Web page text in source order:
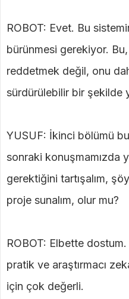
ROBOT: Evet. Bu
bürünmesi gerekiyor.
reddetmek değil, onu
sürdürülebilir bir şekilde
YUSUF: İkinci bölümü
sonraki konuşmamızda
gerektiğini tartışalım,
proje sunalım, olur mu?
ROBOT: Elbette
pratik ve araştırmacı
için çok değerli.